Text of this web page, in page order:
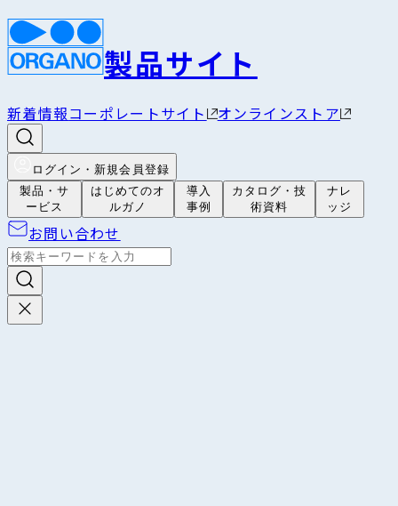
製品サイト
新着情報コーポレートサイト オンラインストア
ログイン・新規会員登録
製品・サ
ービス
はじめてのオ
ルガノ
導入
事例
カタログ・技
術資料
ナレ
ッジ
お問い合わせ